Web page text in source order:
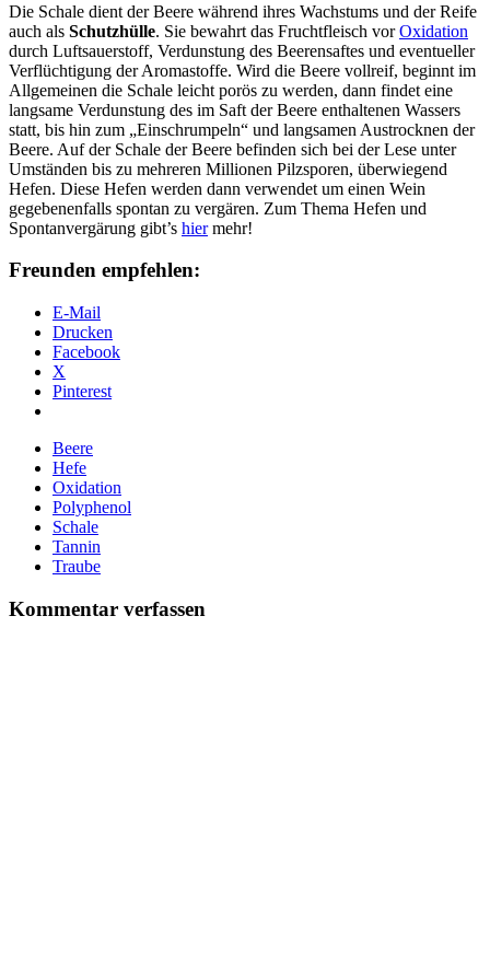
Die Schale dient der Beere während ihres Wachstums und der Reife
auch als Schutzhülle. Sie bewahrt das Fruchtfleisch vorOxidation
durch Luftsauerstoff, Verdunstung des Beerensaftes und eventueller
Verflüchtigung der Aromastoffe. Wird die Beere vollreif, beginnt im
Allgemeinen die Schale leicht porös zu werden, dann findet eine
langsame Verdunstung des im Saft der Beere enthaltenen Wassers
statt, bis hin zum „Einschrumpeln“ und langsamen Austrocknen der
Beere. Auf der Schale der Beere befinden sich bei der Lese unter
Umständen bis zu mehreren Millionen Pilzsporen, überwiegend
Hefen. Diese Hefen werden dann verwendet um einen Wein
gegebenenfalls spontan zu vergären. Zum Thema Hefen und
Spontanvergärung gibt’s hiermehr!
Freunden empfehlen:
E-Mail
Drucken
Facebook
X
Pinterest
Beere
Hefe
Oxidation
Polyphenol
Schale
Tannin
Traube
Kommentar verfassen